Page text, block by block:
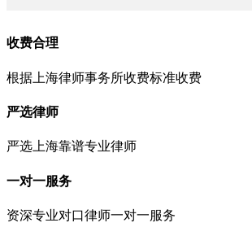
收费合理
根据上海律师事务所收费标准收费
严选律师
严选上海靠谱专业律师
一对一服务
资深专业对口律师一对一服务